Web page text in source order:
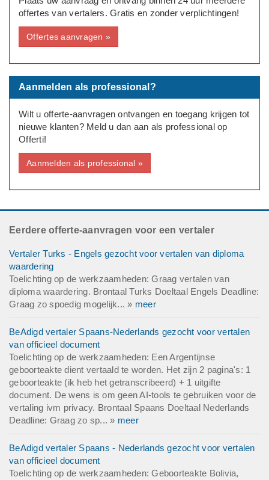
offertes van vertalers. Gratis en zonder verplichtingen!
Offertes aanvragen »
Aanmelden als professional?
Wilt u offerte-aanvragen ontvangen en toegang krijgen tot
nieuwe klanten? Meld u dan aan als professional op
Offerti!
Aanmelden als professional »
Eerdere offerte-aanvragen voor een vertaler
Vertaler Turks - Engels gezocht voor vertalen van diploma
waardering
Toelichting op de werkzaamheden: Graag vertalen van
diploma waardering. Brontaal Turks Doeltaal Engels Deadline:
Graag zo spoedig mogelijk... » meer
BeAdigd vertaler Spaans-Nederlands gezocht voor vertalen
van officieel document
Toelichting op de werkzaamheden: Een Argentijnse
geboorteakte dient vertaald te worden. Het zijn 2 pagina's: 1
geboorteakte (ik heb het getranscribeerd) + 1 uitgifte
document. De wens is om geen AI-tools te gebruiken voor de
vertaling ivm privacy. Brontaal Spaans Doeltaal Nederlands
Deadline: Graag zo sp... » meer
BeAdigd vertaler Spaans - Nederlands gezocht voor vertalen
van officieel document
Toelichting op de werkzaamheden: Geboorteakte Bolivia,